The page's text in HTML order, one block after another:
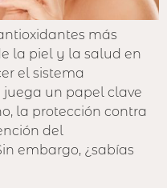
más
la piel y la salud en
el sistema
un papel clave
la protección contra
del
embargo, ¿sabías